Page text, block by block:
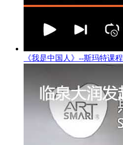
《我是中国人》--斯玛特课程